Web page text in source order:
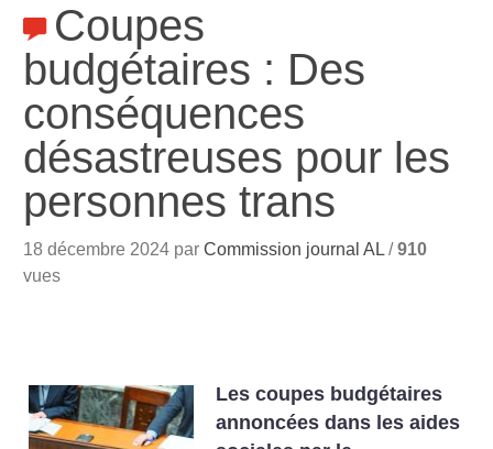
Coupes
budgétaires : Des
conséquences
désastreuses pour les
personnes trans
18 décembre 2024 parCommission journal AL /910
vues
Les coupes budgétaires
annoncées dans les aides